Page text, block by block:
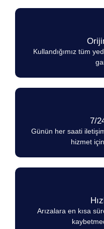
Kullandığımız tüm
7/
Günün her saati
hizmet
Arızalara en kısa